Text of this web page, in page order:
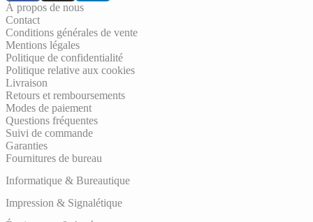
À propos de nous
Contact
Conditions générales de vente
Mentions légales
Politique de confidentialité
Politique relative aux cookies
Livraison
Retours et remboursements
Modes de paiement
Questions fréquentes
Suivi de commande
Garanties
Fournitures de bureau
Informatique & Bureautique
Impression & Signalétique